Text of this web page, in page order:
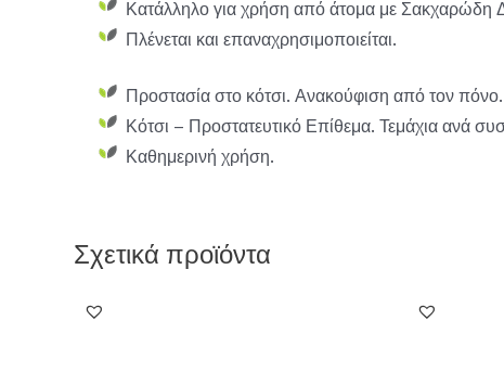
Κατάλληλο για χρήση από άτομα με Σακχαρώδη
Πλένεται και επαναχρησιμοποιείται.
Προστασία στο κότσι. Ανακούφιση από τον
Κότσι – Προστατευτικό Επίθεμα. Τεμάχια ανά
Καθημερινή χρήση.
Σχετικά προϊόντα